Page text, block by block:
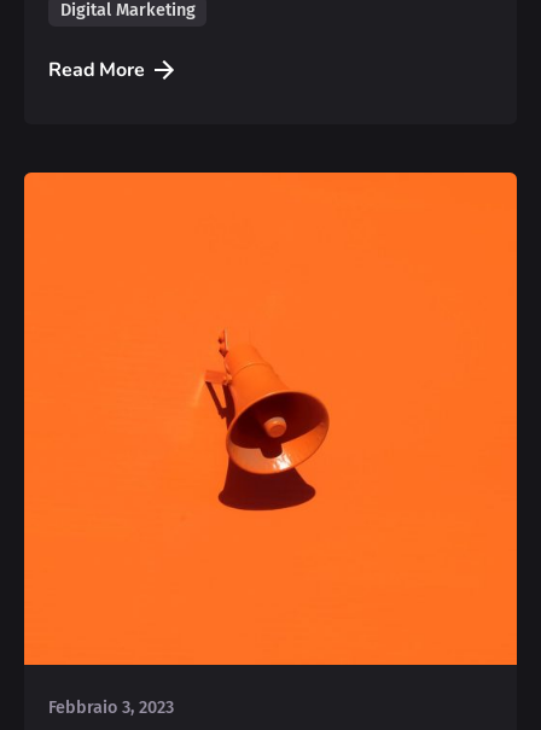
Digital Marketing
Read More
Febbraio 3, 2023